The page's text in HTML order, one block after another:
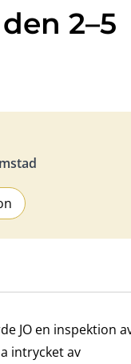
2–5
JO en inspektion
intrycket av